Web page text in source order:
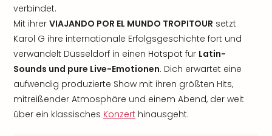
verbindet.
Mit ihrer VIAJANDO POR EL MUNDO TROPITOUR setzt
Karol G ihre internationale Erfolgsgeschichte fort und
verwandelt Düsseldorf in einen Hotspot für Latin-
Sounds und pure Live-Emotionen. Dich erwartet eine
aufwendig produzierte Show mit ihren größten Hits,
mitreißender Atmosphäre und einem Abend, der weit
über ein klassisches Konzert hinausgeht.